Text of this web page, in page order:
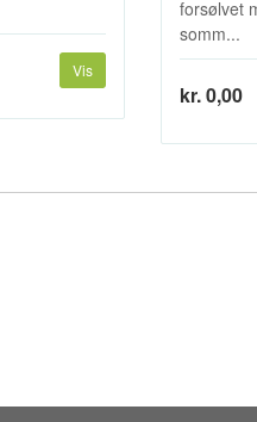
Vis
forsølvet
somm...
kr. 0,00